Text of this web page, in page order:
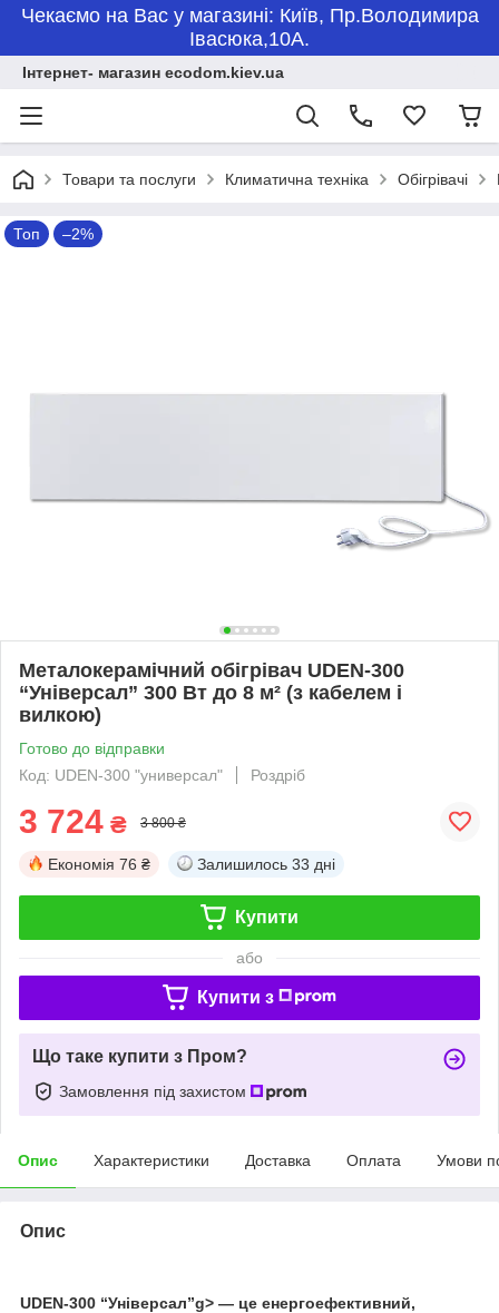
Чекаємо на Вас у магазині: Київ, Пр.Володимира
Івасюка,10А.
Інтернет- магазин ecodom.kiev.ua
Товари та послуги Климатична техніка Обігрівачі
Топ –2%
Металокерамічний обігрівач UDEN-300
“Універсал” 300 Вт до 8 м² (з кабелем і
вилкою)
Готово до відправки
Код: UDEN-300 "универсал"
Роздріб
3 724 ₴ 3 800 ₴
Економія 76 ₴ Залишилось 33 дні
Купити
або
Купити з
Що таке купити з Пром?
Замовлення під захистом
Опис Характеристики Доставка Оплата Умови
Опис
UDEN-300 “Універсал”g> — це енергоефективний,